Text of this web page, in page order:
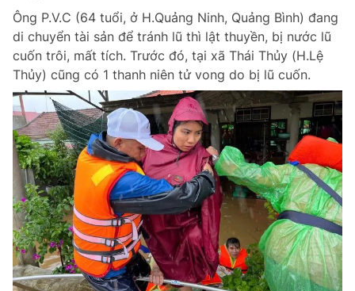
Ông P.V.C (64 tuổi, ở H.Quảng Ninh, Quảng Bình) đang
di chuyển tài sản để tránh lũ thì lật thuyền, bị nước lũ
cuốn trôi, mất tích. Trước đó, tại xã Thái Thủy (H.Lệ
Thủy) cũng có 1 thanh niên tử vong do bị lũ cuốn.